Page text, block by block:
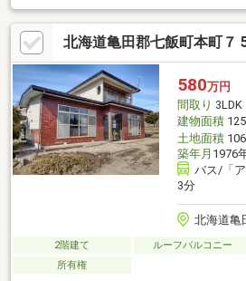
辺環境～～■郵便局・・・10分■セブンイ
ハ・・・13分■大槻食品・・・13分▼▼
ンご用意しております ▼▼ ＜探し始め
コース(1h~)/サクッとコース(0.5h~) 詳
「イベント情報」をご覧ください。
北海道亀田郡七飯町本町７
580万円
間取り 3LDK
建物面積
土地面積
築年月 1976
バス/「
3分
北海道亀
2階建て ルーフバルコニー
所有権